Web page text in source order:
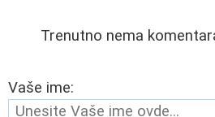
Trenutno nema
Vaše ime: